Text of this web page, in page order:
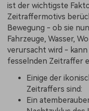
ist der wichtigste
Zeitraffermotivs
Bewegung - ob sie
Fahrzeuge, Wasser,
verursacht wird -
fesselnden Zeitraffer
Einige der
Zeitraffers sind:
Ein